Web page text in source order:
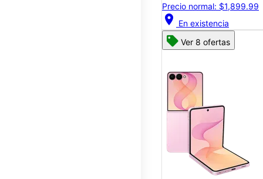
Precio normal: $1,899.99
location_on En existencia
Ver 8 ofertas